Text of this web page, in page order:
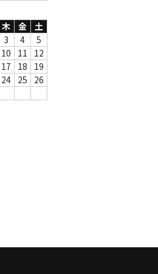
木 金
土
3 4
5
10 11
12
17 18
19
24 25
26